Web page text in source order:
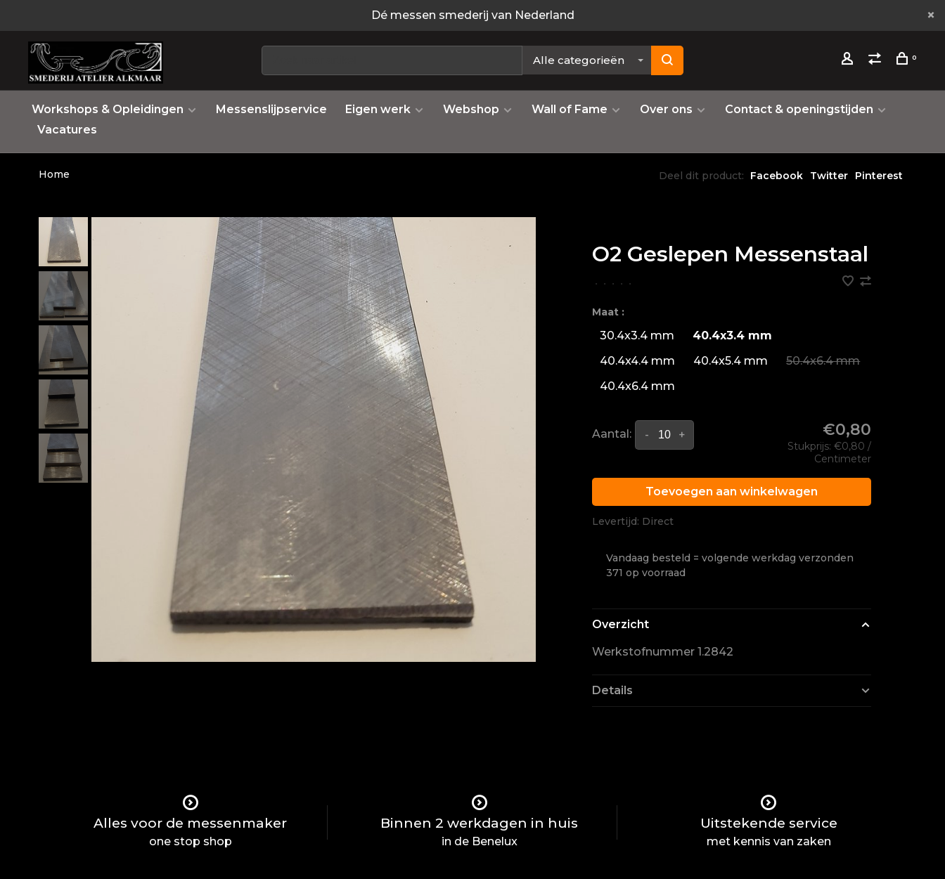
Dé messen smederij van Nederland
Alle categorieën 0
Workshops & Opleidingen Messenslijpservice Eigen werk Webshop Wall of Fame Over ons
Contact & openingstijden
Vacatures
Home Deel dit product: Facebook Twitter Pinterest
O2 Geslepen Messenstaal
• • • • •
Maat :
30.4x3.4 mm
40.4x3.4 mm
40.4x4.4 mm
40.4x5.4 mm
50.4x6.4 mm
40.4x6.4 mm
Aantal: +
- €0,80
Stukprijs: €0,80 /
Centimeter
Toevoegen aan winkelwagen
Levertijd: Direct
Vandaag besteld = volgende werkdag verzonden
371 op voorraad
Overzicht
Werkstofnummer 1.2842
Details
Alles voor de messenmaker
one stop shop
Binnen 2 werkdagen in huis
in de Benelux
Uitstekende service
met kennis van zaken